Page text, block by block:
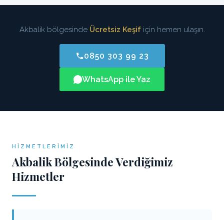
Akbalik bölgesinde Ücretsiz Keşifiçin hemen ulaşın.
0850 303 99 23
WhatsApp ile Yaz
HIZMETLERIMIZ
Akbalik Bölgesinde Verdiğimiz
Hizmetler